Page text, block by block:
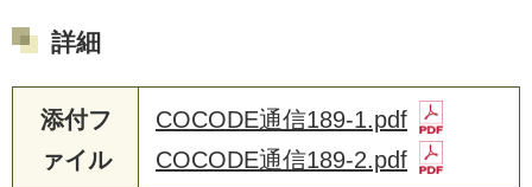
詳細
添付フ
ァイル
COCODE通信189-1.pdf
COCODE通信189-2.pdf